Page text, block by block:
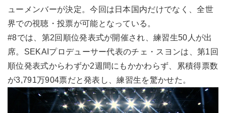
ューメンバーが決定。今回は日本国内だけでなく、全世
界での視聴・投票が可能となっている。
#8では、第2回順位発表式が開催され、練習生50人が出
席。SEKAIプロデューサー代表のチェ・スヨンは、第1回
順位発表式からわずか2週間にもかかわらず、累積得票数
が3,791万904票だと発表し、練習生を驚かせた。